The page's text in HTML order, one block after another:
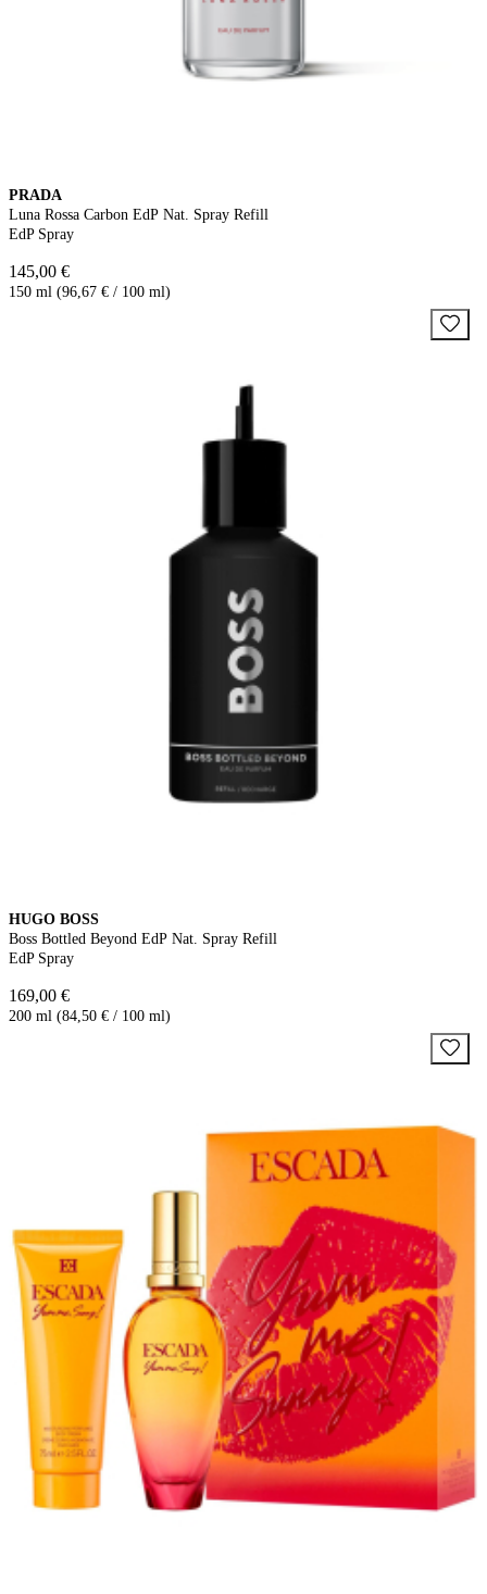
PRADA
Luna Rossa Carbon EdP Nat. Spray Refill
EdP Spray
145,00 €
150 ml (96,67 € / 100 ml)
HUGO BOSS
Boss Bottled Beyond EdP Nat. Spray Refill
EdP Spray
169,00 €
200 ml (84,50 € / 100 ml)